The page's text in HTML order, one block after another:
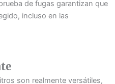
de fugas garantizan que
incluso en las
son realmente versátiles,